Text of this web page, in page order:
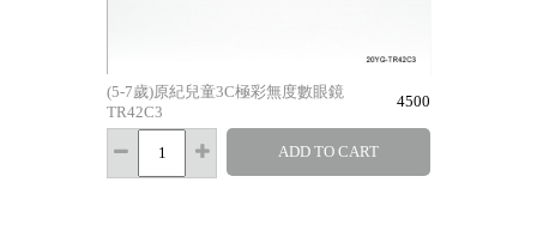
(5-7歲)原紀兒童3C極彩無度數眼鏡
TR42C3
4500
ADD TO CART